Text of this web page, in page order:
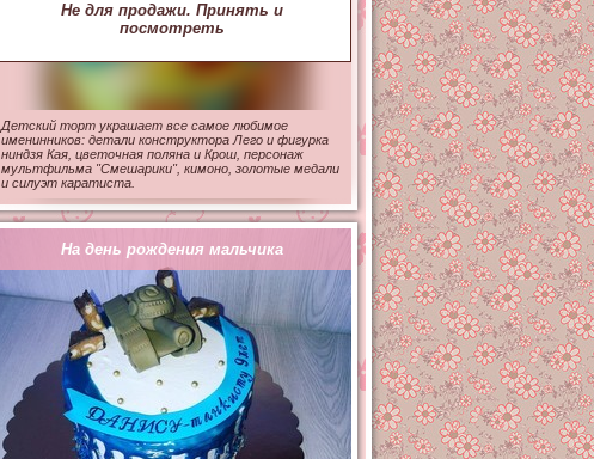
Не для продажи. Принять и
посмотреть
Детский торт украшает все самое любимое
именинников: детали конструктора Лего и фигурка
ниндзя Кая, цветочная поляна и Крош, персонаж
мультфильма "Смешарики", кимоно, золотые медали
и силуэт каратиста.
На день рождения мальчика